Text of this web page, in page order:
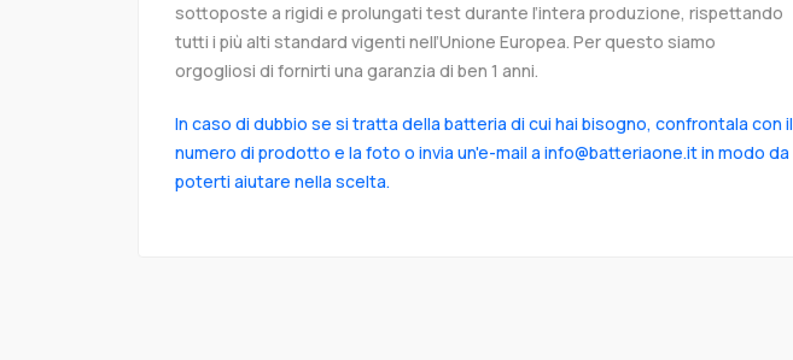
sottoposte a rigidi e prolungati test durante l’intera produzione, rispettando
tutti i più alti standard vigenti nell’Unione Europea. Per questo siamo
orgogliosi di fornirti una garanzia di ben 1 anni.
In caso di dubbio se si tratta della batteria di cui hai bisogno, confrontala con il
numero di prodotto e la foto o invia un'e-mail a info@batteriaone.it in modo da
poterti aiutare nella scelta.